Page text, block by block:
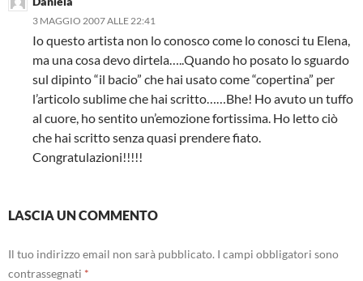
3 MAGGIO 2007 ALLE 22:41
Io questo artista non lo conosco come lo conosci tu Elena,
ma una cosa devo dirtela…..Quando ho posato lo sguardo
sul dipinto “il bacio” che hai usato come “copertina” per
l’articolo sublime che hai scritto……Bhe! Ho avuto un tuffo
al cuore, ho sentito un’emozione fortissima. Ho letto ciò
che hai scritto senza quasi prendere fiato.
Congratulazioni!!!!!
LASCIA UN COMMENTO
Il tuo indirizzo email non sarà pubblicato. I campi obbligatori sono
contrassegnati *